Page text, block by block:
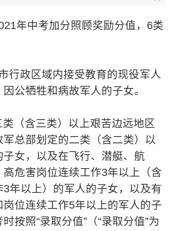
年中考加分照顾奖励分值，6类
政区域内接受教育的现役军人
公牺牲和病故军人的子女。
含三类）以上艰苦边远地区
总部划定的二类（含二类）以
女，以及在飞行、潜艇、航
危害岗位连续工作3年以上（含
年以上）的军人的子女，以及有
位连续工作5年以上的军人的子
按照“录取分值”（“录取分值”为